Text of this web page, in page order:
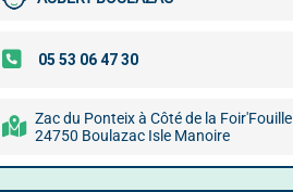
Zac du Ponteix à Côté de la Foir'Fouille
24750 Boulazac Isle Manoire